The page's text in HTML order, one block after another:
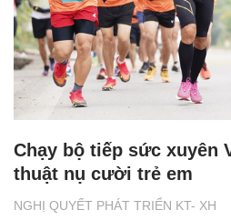
NGHỊ QUYẾT PHÁT TRIỂN KT- XH
Chạy bộ tiếp sức xuyên
thuật nụ cười trẻ em